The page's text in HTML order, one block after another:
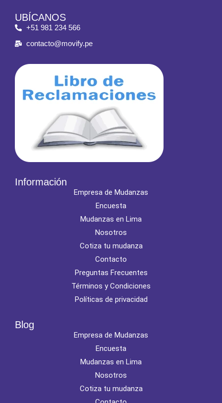
UBÍCANOS
+51 981 234 566
contacto@movify.pe
Información
Empresa de Mudanzas
Encuesta
Mudanzas en Lima
Nosotros
Cotiza tu mudanza
Contacto
Preguntas Frecuentes
Términos y Condiciones
Políticas de privacidad
Blog
Empresa de Mudanzas
Encuesta
Mudanzas en Lima
Nosotros
Cotiza tu mudanza